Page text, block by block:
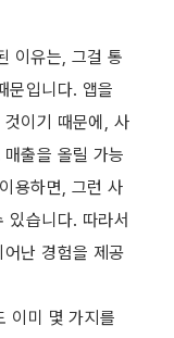
이유는, 그걸 통
문입니다. 앱을
이기 때문에, 사
출을 올릴 가능
용하면, 그런 사
있습니다. 따라서
난 경험을 제공
이미 몇 가지를